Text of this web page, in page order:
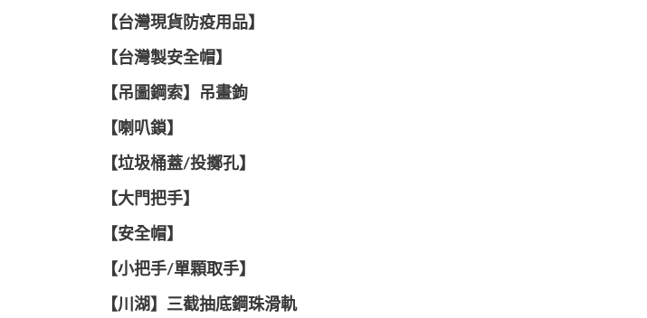
【台灣現貨防疫用品】
【台灣製安全帽】
【吊圖鋼索】吊畫鉤
【喇叭鎖】
【垃圾桶蓋/投擲孔】
【大門把手】
【安全帽】
【小把手/單顆取手】
【川湖】三截抽底鋼珠滑軌